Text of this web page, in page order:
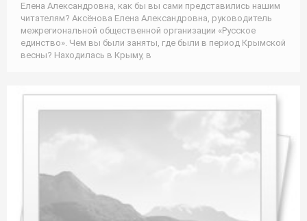
Елена Александровна, как бы вы сами представились нашим
читателям? Аксёнова Елена Александровна, руководитель
межрегиональной общественной организации «Русское
единство». Чем вы были заняты, где были в период Крымской
весны? Находилась в Крыму, в